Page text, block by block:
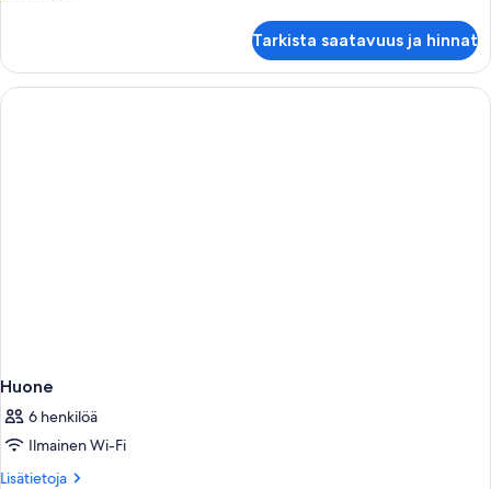
(1
King
Bed)
Tarkista saatavuus ja hinnat
Huone
6 henkilöä
Ilmainen Wi-Fi
Lisätietoja
Lisätietoja